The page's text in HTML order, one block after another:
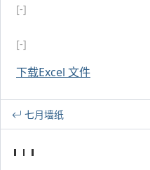
[-]
[-]
下载Excel 文件
七月墙纸